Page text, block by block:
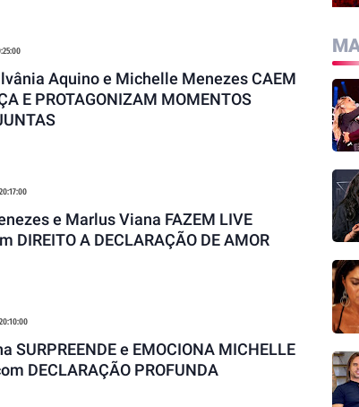
Aquino e Michelle Menezes CAEM
E PROTAGONIZAM MOMENTOS
20:17:00
e Marlus Viana FAZEM LIVE
DIREITO A DECLARAÇÃO DE AMOR
20:10:00
SURPREENDE e EMOCIONA MICHELLE
DECLARAÇÃO PROFUNDA